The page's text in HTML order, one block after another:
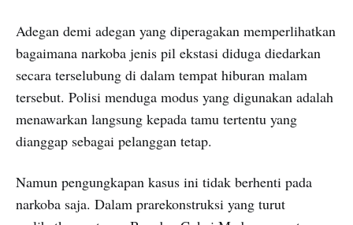
Adegan demi adegan yang diperagakan memperlihatkan
bagaimana narkoba jenis pil ekstasi diduga diedarkan
secara terselubung di dalam tempat hiburan malam
tersebut. Polisi menduga modus yang digunakan adalah
menawarkan langsung kepada tamu tertentu yang
dianggap sebagai pelanggan tetap.
Namun pengungkapan kasus ini tidak berhenti pada
narkoba saja. Dalam prarekonstruksi yang turut